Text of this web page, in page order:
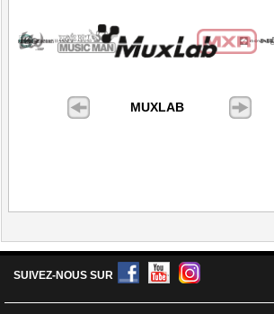
MUXLAB
SUIVEZ-NOUS SUR